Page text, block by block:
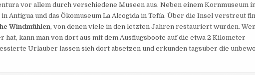
vor allem durch verschiedene Museen aus. Neben einem Kornmuseum
Antigua und das Ökomuseum La Alcogida in Tefía. Über die Insel verstreut
Windmühlen, von denen viele in den letzten Jahren restauriert wurden.
hat, kann man von dort aus mit dem Ausflugsboote auf die etwa 2 Kilometer
Urlauber lassen sich dort absetzen und erkunden tagsüber die